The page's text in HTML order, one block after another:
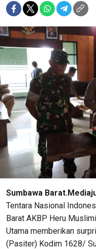
Sumbawa
Tentara Nasional
Barat AKBP Heru
Utama memberikan
(Pasiter) Kodim 1628/